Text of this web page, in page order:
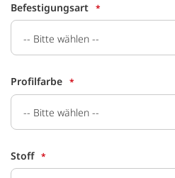
Befestigungsart
Profilfarbe
Stoff